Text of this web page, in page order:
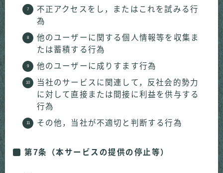
不正アクセスをし，またはこれを試みる行
為
他のユーザーに関する個人情報等を収集ま
たは蓄積する行為
他のユーザーに成りすます行為
当社のサービスに関連して，反社会的勢力
に対して直接または間接に利益を供与する
行為
その他，当社が不適切と判断する行為
第7条（本サービスの提供の停止等）